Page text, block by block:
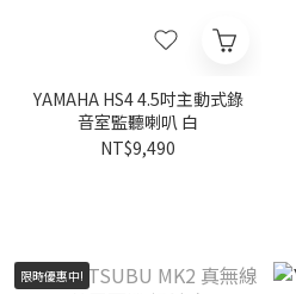
YAMAHA HS4 4.5吋主動式錄
音室監聽喇叭 白
NT$9,490
限時優惠中!